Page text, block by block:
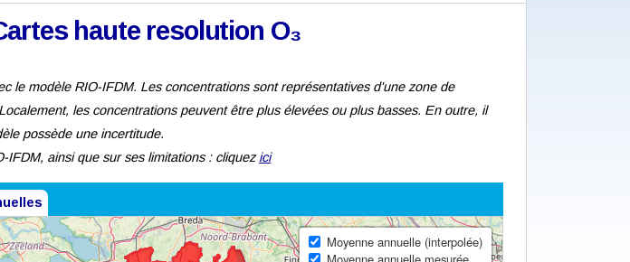
haute resolution O₃
le modèle RIO-IFDM. Les concentrations sont représentatives d'une zone de
les concentrations peuvent être plus élevées ou plus basses. En outre, il
possède une incertitude.
IFDM, ainsi que sur ses limitations : cliquezici